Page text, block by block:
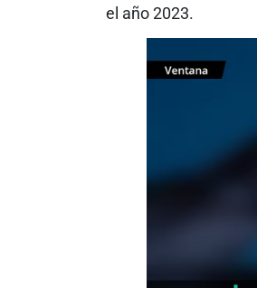
el año 2023.